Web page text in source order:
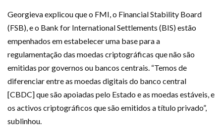
Georgieva explicou que o FMI, o Financial Stability Board
(FSB), e o Bank for International Settlements (BIS) estão
empenhados em estabelecer uma base para a
regulamentação das moedas criptográficas que não são
emitidas por governos ou bancos centrais. “Temos de
diferenciar entre as moedas digitais do banco central
[CBDC] que são apoiadas pelo Estado e as moedas estáveis, e
os activos criptográficos que são emitidos a título privado”,
sublinhou.